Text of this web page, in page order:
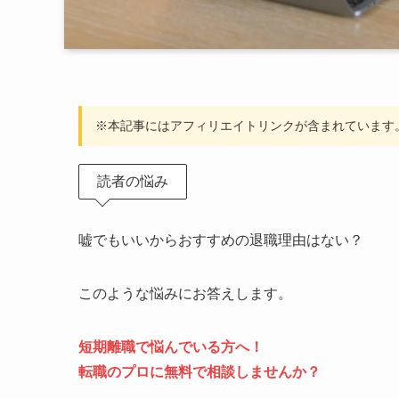
※本記事にはアフィリエイトリンクが含まれています
​​読者の悩み
嘘でもいいからおすすめの退職理由はない？
このような悩みにお答えします。
短期離職で悩んでいる方へ！
転職のプロに無料で相談しませんか？